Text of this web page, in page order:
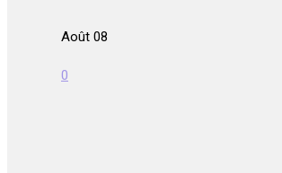
Août 08
0